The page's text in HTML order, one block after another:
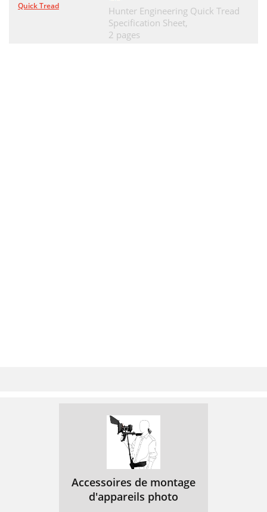
Quick Tread
Hunter Engineering Quick Tread
Specification Sheet,
2 pages
Accessoires de montage
d'appareils photo